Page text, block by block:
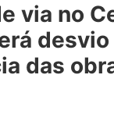
via no
desvio
das